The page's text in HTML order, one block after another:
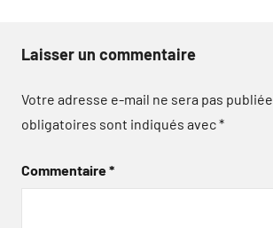
Laisser un commentaire
Votre adresse e-mail ne sera pas publiée.
obligatoires sont indiqués avec*
Commentaire*